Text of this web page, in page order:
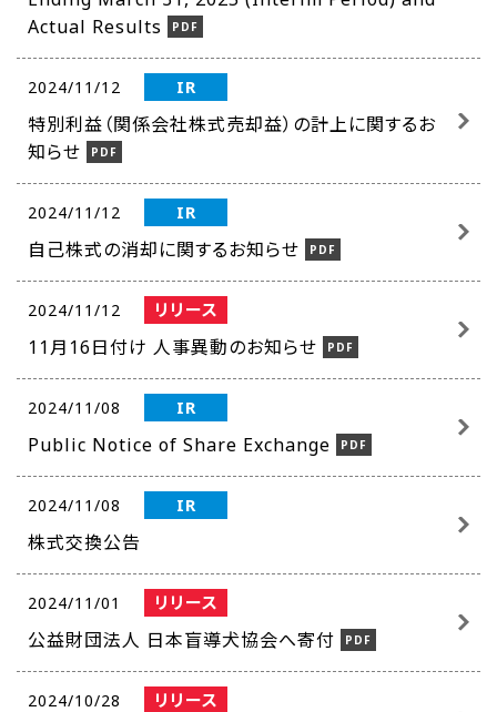
Actual Results
2024/11/12 IR
特別利益（関係会社株式売却益）の計上に関するお
知らせ
2024/11/12 IR
自己株式の消却に関するお知らせ
2024/11/12 リリース
11月16日付け 人事異動のお知らせ
2024/11/08 IR
Public Notice of Share Exchange
2024/11/08 IR
株式交換公告
2024/11/01 リリース
公益財団法人 日本盲導犬協会へ寄付
2024/10/28 リリース